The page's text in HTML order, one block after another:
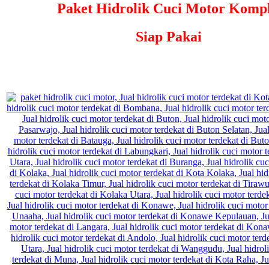
Paket Hidrolik Cuci Motor
Siap Pakai